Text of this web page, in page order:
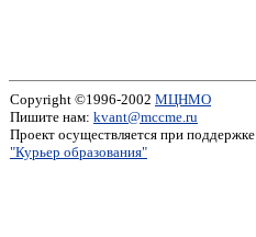
Copyright ©1996-2002 МЦНМО
Пишите нам: kvant@mccme.ru
Проект осуществляется при поддержке
"Курьер образования"